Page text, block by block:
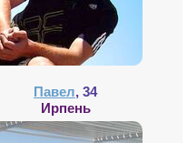
Павел, 34
Ирпень